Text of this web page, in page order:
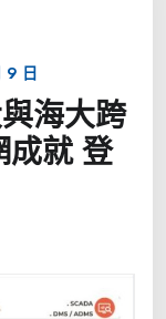
9 日
海大跨
成就 登